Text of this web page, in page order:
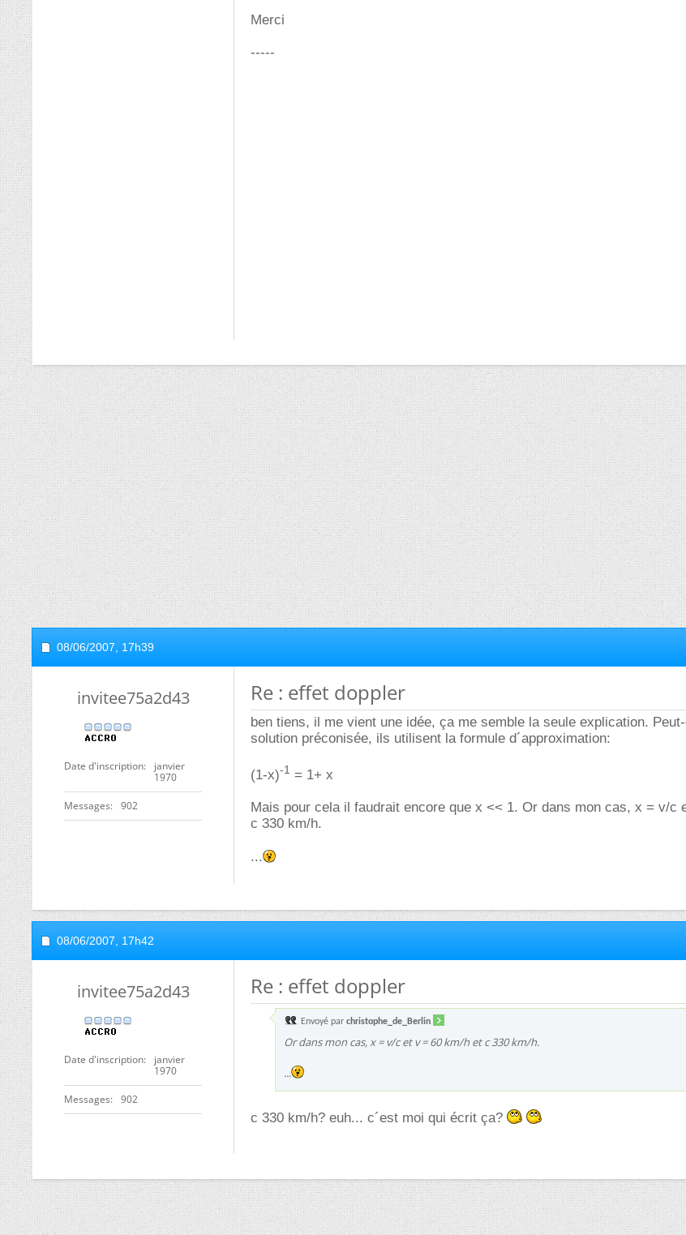
Merci
-----
08/06/2007, 17h39
invitee75a2d43
Date d'inscription
janvier
1970
Messages 902
Re : effet doppler
ben tiens, il me vient une idée, ça me semble la seule explication.
solution préconisée, ils utilisent la formule d´approximation:
(1-x)-1 = 1+ x
Mais pour cela il faudrait encore que x << 1. Or dans mon cas, x = v/c
c 330 km/h.
...
08/06/2007, 17h42
invitee75a2d43
Date d'inscription
janvier
1970
Messages 902
Re : effet doppler
Envoyé par christophe_de_Berlin
Or dans mon cas, x = v/c et v = 60 km/h et c 330 km/h.
...
c 330 km/h? euh... c´est moi qui écrit ça?